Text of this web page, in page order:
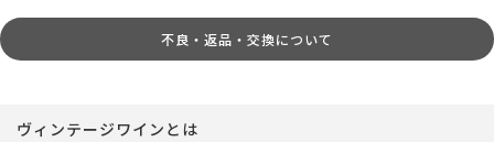
不良・返品・交換について
ヴィンテージワインとは